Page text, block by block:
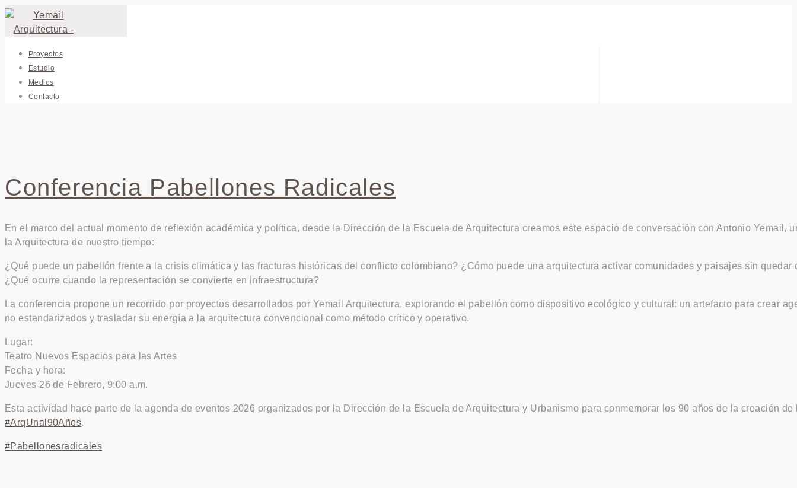
Proyectos
Estudio
Medios
Contacto
Conferencia Pabellones Radicales
En el marco del actual momento de reflexión académica y política, desde la Dirección de la Escuela de Arquitectura creamos este espacio de conversación con Antonio Yemail,
la Arquitectura de nuestro tiempo:
¿Qué puede un pabellón frente a la crisis climática y las fracturas históricas del conflicto colombiano? ¿Cómo puede una arquitectura activar comunidades y paisajes sin
¿Qué ocurre cuando la representación se convierte en infraestructura?
La conferencia propone un recorrido por proyectos desarrollados por Yemail Arquitectura, explorando el pabellón como dispositivo ecológico y cultural: un artefacto para crear
no estandarizados y trasladar su energía a la arquitectura convencional como método crítico y operativo.
Lugar:
Teatro Nuevos Espacios para las Artes
Fecha y hora:
Jueves 26 de Febrero, 9:00 a.m.
Esta actividad hace parte de la agenda de eventos 2026 organizados por la Dirección de la Escuela de Arquitectura y Urbanismo para conmemorar los 90 años de la creación
#ArqUnal90Años.
#Pabellonesradicales